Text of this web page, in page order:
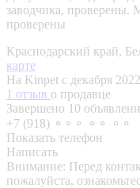
заводчика, проверены.
проверены
Краснодарский край,
карте
На Kinpet c декабря
1 отзыв о продавце
Завершено 10
+7 (918) ⚬⚬⚬ ⚬⚬ ⚬⚬
Показать телефон
Написать
Внимание: Перед
пожалуйста,